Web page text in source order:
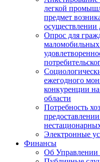
легкой
предмет
осуществлении
Опрос для
маломобильных
ежегодного
конкуренции
области
Потребность
Электронные
Финансы
Об Управлении